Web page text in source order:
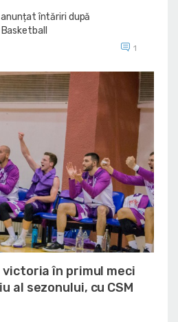
întăriri după
1
în primul meci
al sezonului, cu CSM